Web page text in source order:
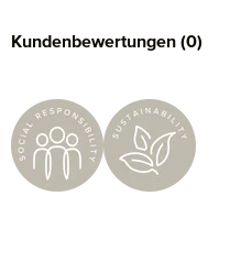
Kundenbewertungen (0)